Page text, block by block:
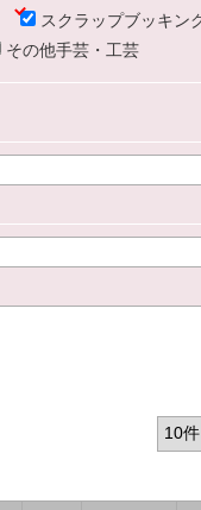
スクラップブッキン
その他手芸・工芸